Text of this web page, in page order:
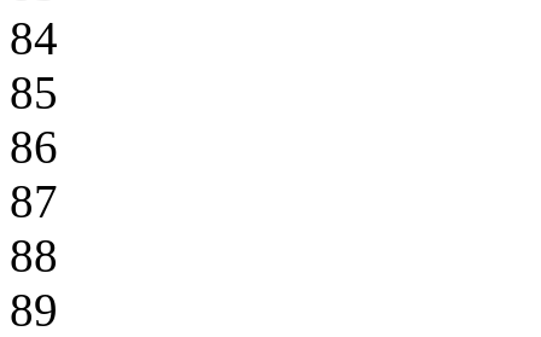
84
85
86
87
88
89